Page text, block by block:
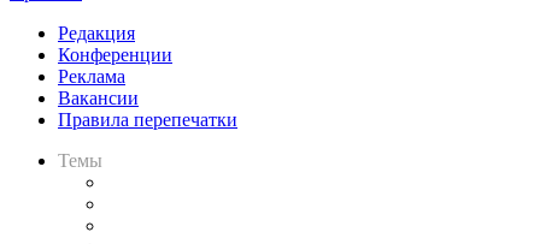
Редакция
Конференции
Реклама
Вакансии
Правила перепечатки
Темы